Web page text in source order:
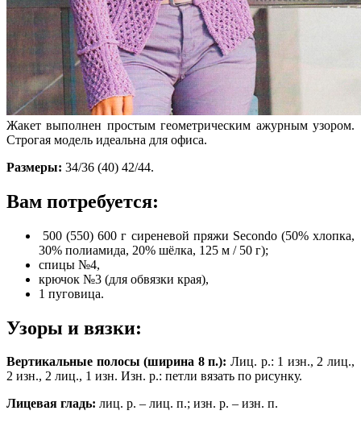
Жакет выполнен простым геометрическим ажурным узором.
Строгая модель идеальна для офиса.
Размеры: 34/36 (40) 42/44.
Вам потребуется:
500 (550) 600 г сиреневой пряжи Secondo (50% хлопка,
30% полиамида, 20% шёлка, 125 м / 50 г);
спицы №4,
крючок №3 (для обвязки края),
1 пуговица.
Узоры и вязки:
Вертикальные полосы (ширина 8 п.): Лиц. р.: 1 изн., 2 лиц.,
2 изн., 2 лиц., 1 изн. Изн. р.: петли вязать по рисунку.
Лицевая гладь: лиц. р. – лиц. п.; изн. р. – изн. п.